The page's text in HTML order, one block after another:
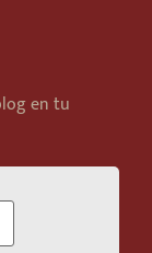
en tu